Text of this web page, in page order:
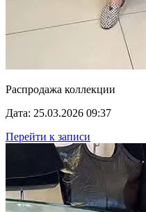
Распродажа коллекции
Дата: 25.03.2026 09:37
Перейти к записи